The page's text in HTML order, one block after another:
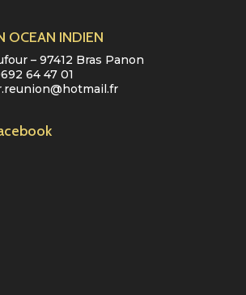
OCEAN INDIEN
– 97412 Bras Panon
64 47 01